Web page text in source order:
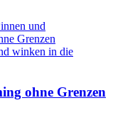
ohne Grenzen